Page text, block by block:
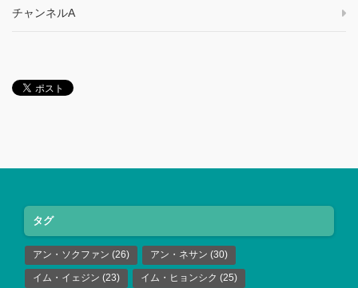
チャンネルA
タグ
アン・ソクファン (26) アン・ネサン (30)
イム・イェジン (23) イム・ヒョンシク (25)